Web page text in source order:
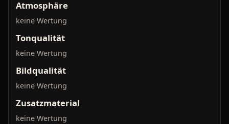
Atmosphäre
keine Wertung
Tonqualität
keine Wertung
Bildqualität
keine Wertung
Zusatzmaterial
keine Wertung